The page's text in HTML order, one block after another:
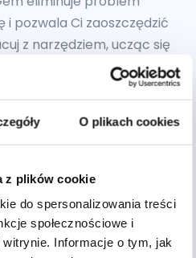
O plikach cookies
z plików cookie
do spersonalizowania treści
społecznościowe i
Informacje o tym, jak
i pozwala Ci zaoszczędzić
z narzędziem, ucząc się
umiejętności, aby
oddadzą Twoją
customizacji Gemów
–